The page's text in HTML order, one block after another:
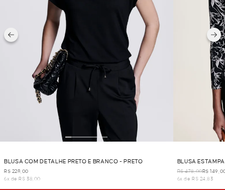
BLUSA COM DETALHE PRETO E BRANCO - PRETO
R$ 228,00
6x de R$ 38,00
BLUSA
R$ 478,00R$
6x de R$ 24,83